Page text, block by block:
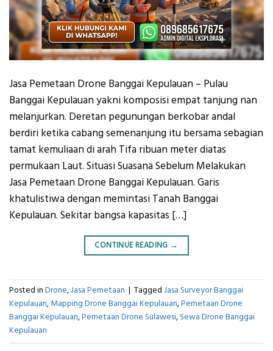
Jasa Pemetaan Drone Banggai Kepulauan – Pulau
Banggai Kepulauan yakni komposisi empat tanjung nan
melanjurkan. Deretan pegunungan berkobar andal
berdiri ketika cabang semenanjung itu bersama sebagian
tamat kemuliaan di arah Tifa ribuan meter diatas
permukaan Laut. Situasi Suasana Sebelum Melakukan
Jasa Pemetaan Drone Banggai Kepulauan. Garis
khatulistiwa dengan memintasi Tanah Banggai
Kepulauan. Sekitar bangsa kapasitas […]
CONTINUE READING →
Posted in Drone,Jasa Pemetaan | Tagged Jasa Surveyor Banggai
Kepulauan, Mapping Drone Banggai Kepulauan,Pemetaan Drone
Banggai Kepulauan,Pemetaan Drone Sulawesi,Sewa Drone Banggai
Kepulauan